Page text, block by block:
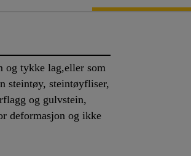
og tykke lag,eller som
steintøy, steintøyfliser,
og gulvstein,
deformasjon og ikke